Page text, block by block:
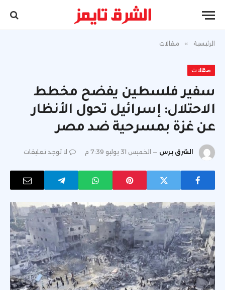
الرئيسية » مقالات
مقالات
سفير فلسطين يفضح مخطط
الاحتلال: إسرائيل تحول الأنظار
عن غزة بمسرحية ضد مصر
الشرق برس الخميس 31 يوليو 7:39 م لا توجد تعليقات